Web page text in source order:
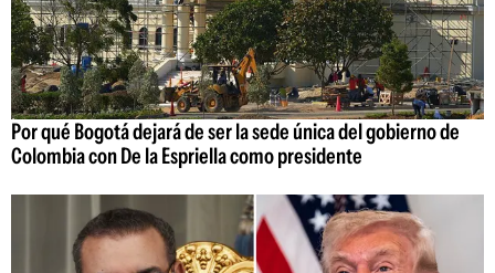
Por qué Bogotá dejará de ser la sede única del gobierno de
Colombia con De la Espriella como presidente